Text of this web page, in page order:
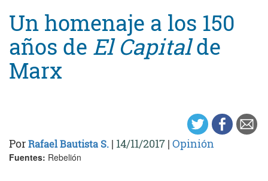
Un homenaje a los 150
años de El Capitalde
Marx
PorRafael Bautista S. | 14/11/2017 | Opinión
Fuentes: Rebelión